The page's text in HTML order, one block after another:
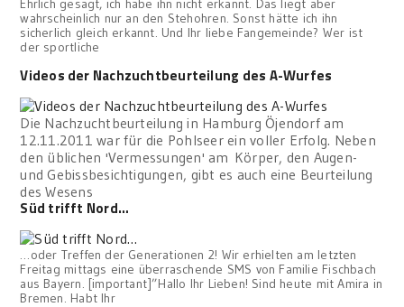
Ehrlich gesagt, ich habe ihn nicht erkannt. Das liegt aber
wahrscheinlich nur an den Stehohren. Sonst hätte ich ihn
sicherlich gleich erkannt. Und Ihr liebe Fangemeinde? Wer ist
der sportliche
Videos der Nachzuchtbeurteilung des A-Wurfes
Die Nachzuchtbeurteilung in Hamburg Öjendorf am
12.11.2011 war für die Pohlseer ein voller Erfolg. Neben
den üblichen 'Vermessungen' am Körper, den Augen-
und Gebissbesichtigungen, gibt es auch eine Beurteilung
des Wesens
Süd trifft Nord…
…oder Treffen der Generationen 2! Wir erhielten am letzten
Freitag mittags eine überraschende SMS von Familie Fischbach
aus Bayern. [important]”Hallo Ihr Lieben! Sind heute mit Amira in
Bremen. Habt Ihr